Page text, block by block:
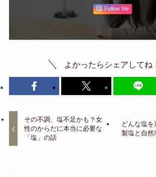
Follow Me
よかったらシェアしてね
その不調、塩不足かも？女
性のからだに本当に必要な
「塩」の話
どんな塩
製塩と自然